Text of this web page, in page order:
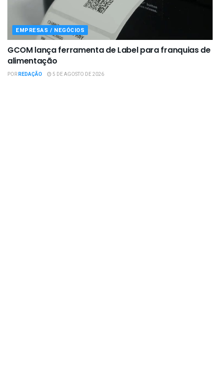
EMPRESAS / NEGÓCIOS
GCOM lança ferramenta de Label para franquias de
alimentação
PORREDAÇÃO 5 DE AGOSTO DE 2026